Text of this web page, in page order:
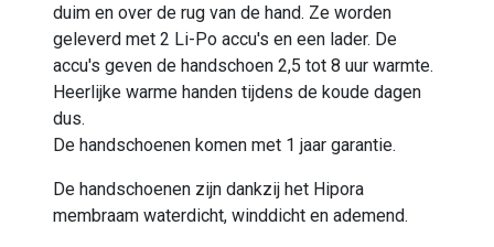
duim en over de rug van de hand. Ze worden
geleverd met 2 Li-Po accu's en een lader. De
accu's geven de handschoen 2,5 tot 8 uur warmte.
Heerlijke warme handen tijdens de koude dagen
dus.
De handschoenen komen met 1 jaar garantie.
De handschoenen zijn dankzij het Hipora
membraam waterdicht, winddicht en ademend.